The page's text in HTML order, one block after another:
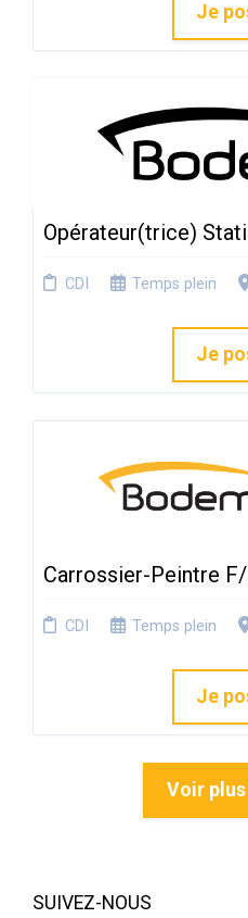
Je
Opérateur(trice)
CDI Temps plein
Je
Carrossier-Peintre
CDI Temps plein
Je
Voir
SUIVEZ-NOUS